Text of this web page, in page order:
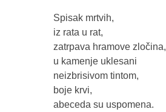
Spisak mrtvih,
iz rata u rat,
zatrpava hramove zločina,
u kamenje uklesani
neizbrisivom tintom,
boje krvi,
abeceda su uspomena.